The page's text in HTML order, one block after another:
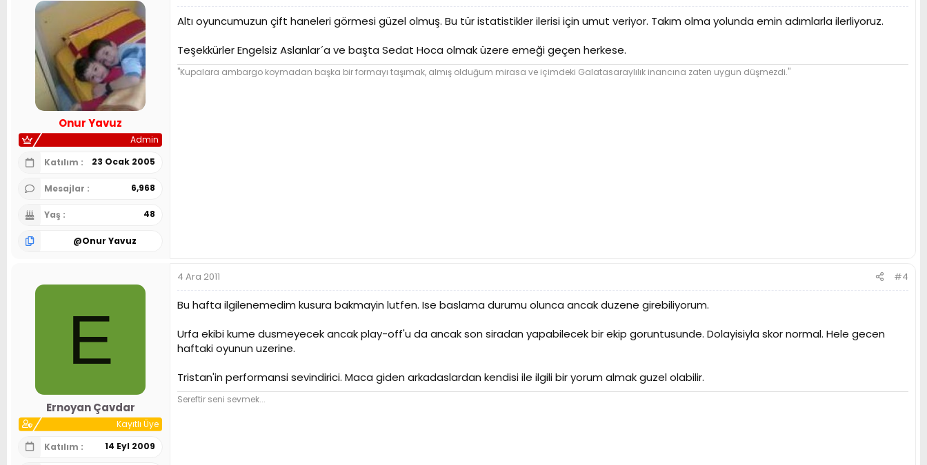
Onur Yavuz
Admin
Katılım
23 Ocak 2005
Mesajlar 6,968
Yaş 48
@Onur Yavuz
Altı oyuncumuzun çift haneleri görmesi güzel olmuş. Bu tür istatistikler ilerisi için umut veriyor. Takım olma yolunda emin adımlarla ilerliyoruz.
Teşekkürler Engelsiz Aslanlar´a ve başta Sedat Hoca olmak üzere emeği geçen herkese.
"Kupalara ambargo koymadan başka bir formayı taşımak, almış olduğum mirasa ve içimdeki Galatasaraylılık inancına zaten uygun düşmezdi."
E
Ernoyan Çavdar
Kayıtlı Üye
Katılım
14 Eyl 2009
4 Ara 2011 #4
Bu hafta ilgilenemedim kusura bakmayin lutfen. Ise baslama durumu olunca ancak duzene girebiliyorum.
Urfa ekibi kume dusmeyecek ancak play-off'u da ancak son siradan yapabilecek bir ekip goruntusunde. Dolayisiyla skor normal. Hele gecen
haftaki oyunun uzerine.
Tristan'in performansi sevindirici. Maca giden arkadaslardan kendisi ile ilgili bir yorum almak guzel olabilir.
Sereftir seni sevmek...